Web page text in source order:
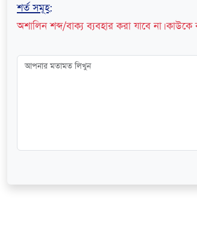
শর্ত সমূহ:
অশালিন শব্দ/বাক্য ব্যবহার করা যাবে না।